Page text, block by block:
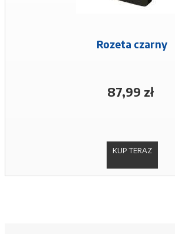
Rozeta czarny
87,99 zł
KUP TERAZ